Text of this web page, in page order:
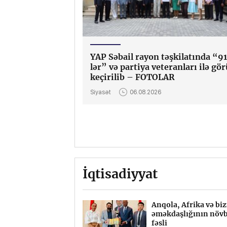
YAP Səbail rayon təşkilatında
lər” və partiya veteranları ilə
keçirilib – FOTOLAR
Siyasət 06.08.2026
İqtisadiyyat
Anqola, Afrika və
əməkdaşlığının
fəsli
Daşkənddə
makom dərsi